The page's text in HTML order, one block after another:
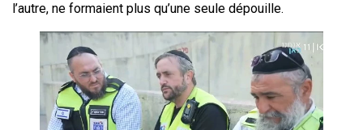
l’autre, ne formaient plus qu’une seule dépouille.